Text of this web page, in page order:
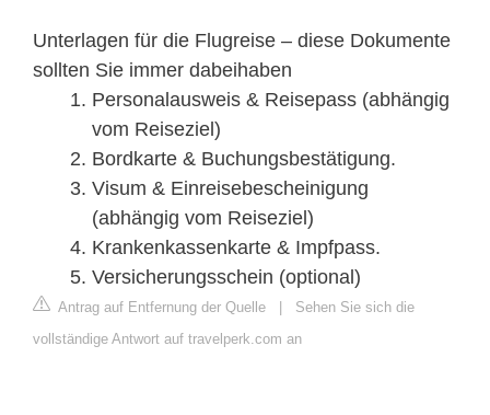
Unterlagen für die Flugreise – diese Dokumente
sollten Sie immer dabeihaben
Personalausweis & Reisepass (abhängig
vom Reiseziel)
Bordkarte & Buchungsbestätigung.
Visum & Einreisebescheinigung
(abhängig vom Reiseziel)
Krankenkassenkarte & Impfpass.
Versicherungsschein (optional)
Antrag auf Entfernung der Quelle
Sehen Sie sich die
vollständige Antwort auf travelperk.com an